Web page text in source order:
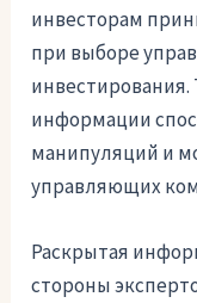
инвесторам
при выборе
инвестирования.
информации
манипуляций и
управляющих
Раскрытая
стороны